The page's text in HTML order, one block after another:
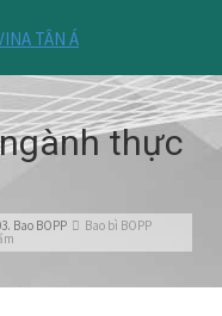
thực
Bao BOPP Bao bì BOPP